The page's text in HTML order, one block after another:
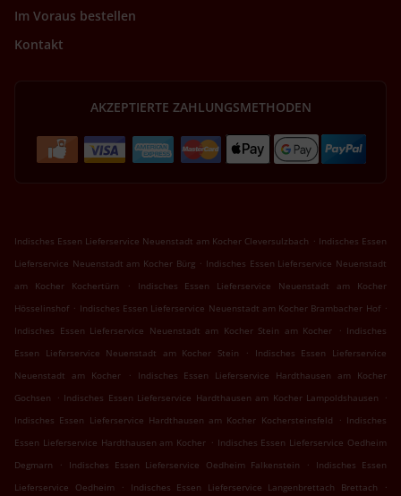
Im Voraus bestellen
Kontakt
AKZEPTIERTE ZAHLUNGSMETHODEN
Indisches Essen Lieferservice Neuenstadt am Kocher Cleversulzbach . Indisches Essen
Lieferservice Neuenstadt am Kocher Bürg . Indisches Essen Lieferservice Neuenstadt
am Kocher Kochertürn
.
Indisches Essen Lieferservice Neuenstadt am Kocher
Hösselinshof . Indisches Essen Lieferservice Neuenstadt am Kocher Brambacher Hof .
Indisches Essen Lieferservice Neuenstadt am Kocher Stein am Kocher
. Indisches
Essen Lieferservice Neuenstadt am Kocher Stein
.
Indisches Essen Lieferservice
Neuenstadt am Kocher
.
Indisches Essen Lieferservice Hardthausen am Kocher
Gochsen
. Indisches Essen Lieferservice Hardthausen am Kocher Lampoldshausen
.
Indisches Essen Lieferservice Hardthausen am Kocher Kochersteinsfeld
. Indisches
Essen Lieferservice Hardthausen am Kocher . Indisches Essen Lieferservice Oedheim
Degmarn
. Indisches Essen Lieferservice Oedheim Falkenstein .
Indisches Essen
Lieferservice Oedheim
. Indisches Essen Lieferservice Langenbrettach Brettach
.